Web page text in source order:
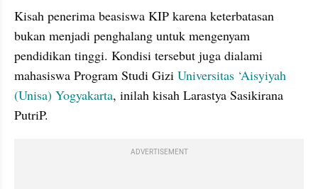
Kisah penerima beasiswa KIP karena keterbatasan
bukan menjadi penghalang untuk mengenyam
pendidikan tinggi. Kondisi tersebut juga dialami
mahasiswa Program Studi Gizi Universitas ‘Aisyiyah
(Unisa) Yogyakarta, inilah kisah Larastya Sasikirana
PutriP.
ADVERTISEMENT